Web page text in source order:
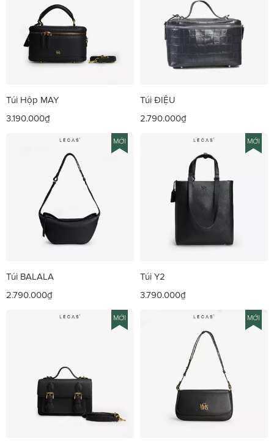
Túi Hộp MAY
3.190.000₫
Túi ĐIỆU
2.790.000₫
MỚI
Túi BALALA
2.790.000₫
MỚI
Túi Y2
3.790.000₫
MỚI MỚI